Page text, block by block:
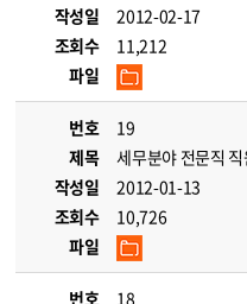
작성일
2012-02-17
조회수
11,212
파일
번호
19
제목
세무분야 전문직
작성일
2012-01-13
조회수
10,726
파일
번호
18